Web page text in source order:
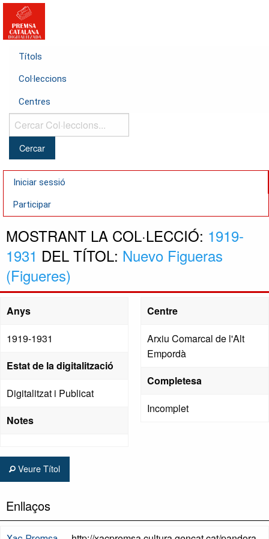
Títols
Col·leccions
Centres
Cercar
Col·leccions...
Iniciar sessió
Participar
MOSTRANT LA COL·LECCIÓ: 1919-
1931 DEL TÍTOL: Nuevo Figueras
(Figueres)
Anys
1919-1931
Estat de la digitalització
Digitalitzat i Publicat
Notes
Centre
Arxiu Comarcal de l'Alt
Empordà
Completesa
Incomplet
Veure Títol
Enllaços